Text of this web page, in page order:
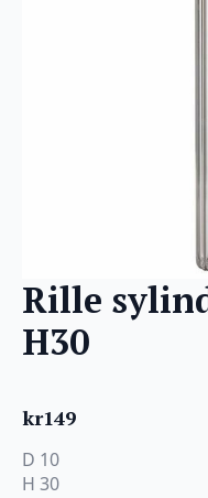
Rille
H30
kr149
D 10
H 30